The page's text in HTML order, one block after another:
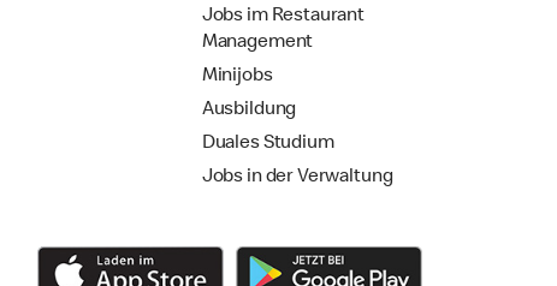
Jobs im Restaurant
Management
Minijobs
Ausbildung
Duales Studium
Jobs in der Verwaltung